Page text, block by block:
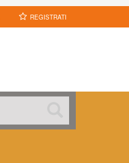
REGISTRATI